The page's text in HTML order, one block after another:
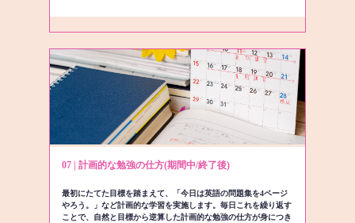
07 | 計画的な勉強の仕方(期間中/終了後)
最初にたてた目標を踏まえて、「今日は英語の問題集を4ページ
やろう。」など計画的な学習を実施します。毎日これを繰り返す
ことで、自然と目標から逆算した計画的な勉強の仕方が身につき